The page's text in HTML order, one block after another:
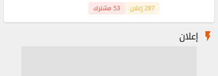
287 إعلان 53 مشترك
إعلان